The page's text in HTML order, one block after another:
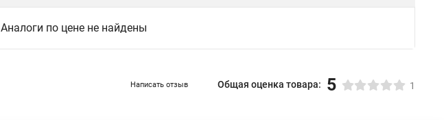
Аналоги по цене не найдены
Написать отзыв Общая оценка товара: 5 1